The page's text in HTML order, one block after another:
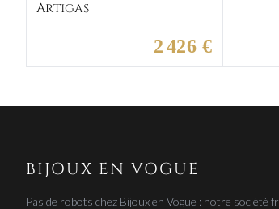
Artigas
2 426 €
BIJOUX EN VOGUE
Pas de robots chez Bijoux en Vogue : notre société